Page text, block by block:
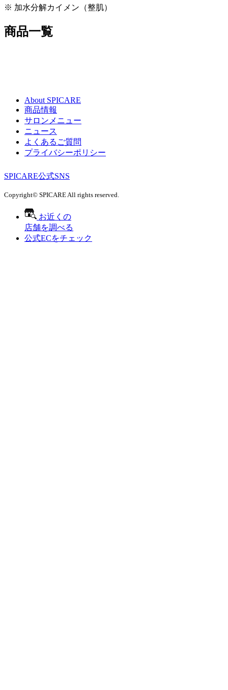
※ 加水分解カイメン（整肌）
商品一覧
About SPICARE
商品情報
サロンメニュー
ニュース
よくあるご質問
プライバシーポリシー
SPICARE公式SNS
Copyright© SPICARE All rights reserved.
お近くの
店舗を調べる
公式ECをチェック